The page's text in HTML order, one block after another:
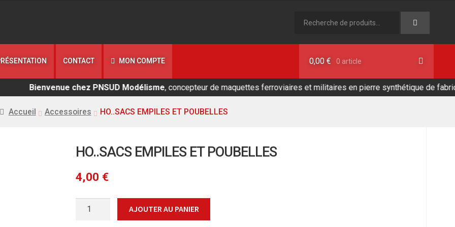
pour :
CONTACT MON COMPTE 0,00€ 0 article
Bienvenue chez PNSUD Modélisme, concepteur de maquettes ferroviaires et militaires en pierre synthétique de fabrication
Accueil Accessoires HO..SACS EMPILES ET POUBELLES
HO..SACS EMPILES ET POUBELLES
4,00 €
quantité
AJOUTER AU PANIER